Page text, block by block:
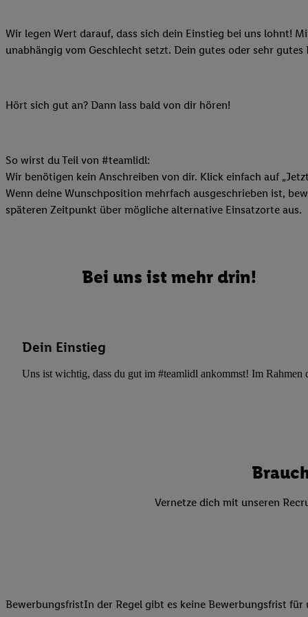
Wir legen Wert darauf, dass sich dein Einstieg bei uns lohnt!
unabhängig vom Geschlecht setzt. Dein gutes oder sehr
Hört sich gut an? Dann lass bald von dir hören!
So wirst du Teil von #teamlidl:
Wir benötigen kein Anschreiben von dir. Klick einfach auf
Wenn deine Wunschposition mehrfach ausgeschrieben ist,
späteren Zeitpunkt über mögliche alternative Einsatzorte aus.
Bei uns ist mehr drin!
Dein Einstieg
Uns ist wichtig, dass du gut im #teamlidl ankommst! Im Rahmen
Vernetze dich mit unseren
BewerbungsfristIn der Regel gibt es keine Bewerbungsfrist
auch Ihre in einen
Zudem erlauben Sie
werden diese
Möglichkeit, Ihre
(„consenthub“)oder
Marketing“ am
sämtlicher genannten
Anzeige von
oder Zugriff auf
von Zielgruppen
reduzierter Daten